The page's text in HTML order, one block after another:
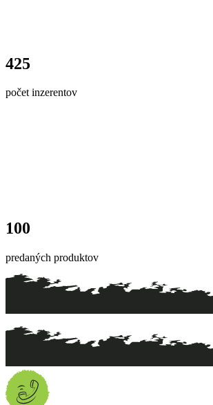
425
počet inzerentov
100
predaných produktov